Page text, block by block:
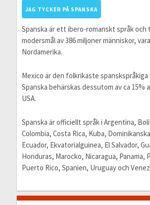
JAG TYCKER PÅ SPANSKA
Spanska är ett ibero-romanskt språk och
modersmål av 386 miljoner människor,
Nordamerika.
Mexico är den folkrikaste
Spanska behärskas dessutom av ca 15%
USA.
Spanska är officiellt språk i Argentina,
Colombia, Costa Rica, Kuba,
Ecuador, Ekvatorialguinea, El Salvador,
Honduras, Marocko, Nicaragua, Panama,
Puerto Rico, Spanien, Uruguay och